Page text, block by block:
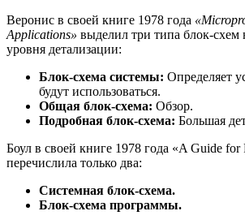
Веронис в своей книге 1978 года
Applications» выделил три типа блок-схем
уровня детализации:
Блок-схема системы: Определяет
будут использоваться.
Общая блок-схема: Обзор.
Подробная блок-схема: Большая
Боул в своей книге 1978 года «A Guide for
перечислила только два:
Системная блок-схема.
Блок-схема программы.